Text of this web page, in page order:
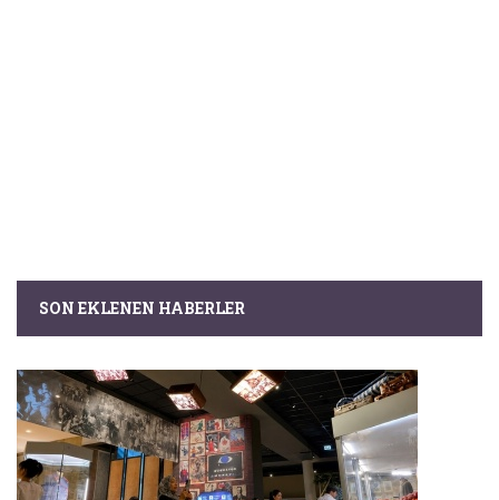
SON EKLENEN HABERLER